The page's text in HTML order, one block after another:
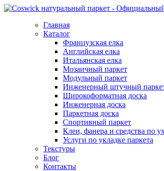
Главная
Каталог
Французская елка
Английская елка
Итальянская елка
Мозаичный паркет
Модульный паркет
Инженерный штучный
Широкоформатная доска
Инженерная доска
Паркетная доска
Спортивный паркет
Клеи, фанера и средства по
Услуги по укладке паркета
Текстуры
Блог
Контакты